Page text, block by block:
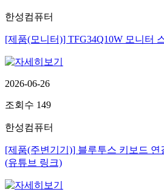
한성컴퓨터
[제품(모니터)] TFG34Q10W 모니터
2026-06-26
조회수 149
한성컴퓨터
[제품(주변기기)] 블루투스 키보드
(유튜브 링크)